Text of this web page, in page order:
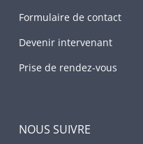
Formulaire de contact
Devenir intervenant
Prise de rendez-vous
NOUS SUIVRE